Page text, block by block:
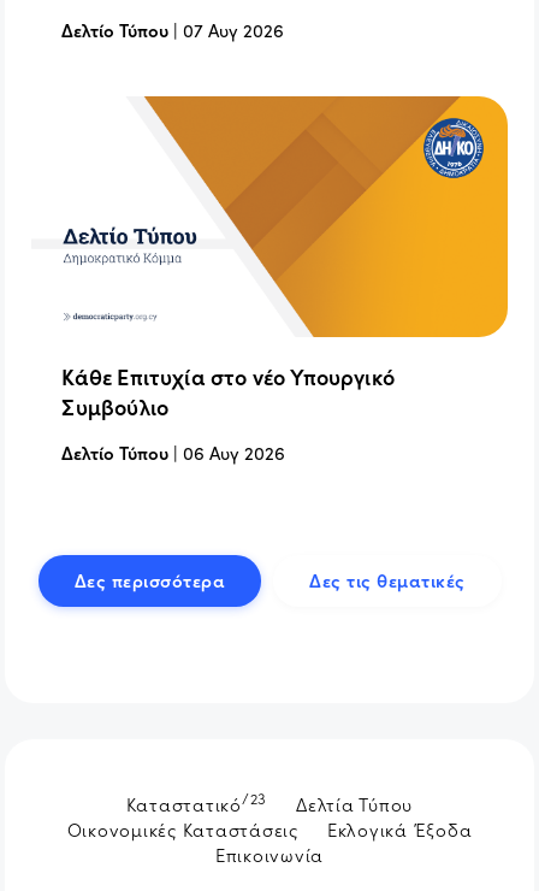
Δελτίο Τύπου |07 Αυγ 2026
Κάθε Επιτυχία στο νέο Υπουργικό
Συμβούλιο
Δελτίο Τύπου |06 Αυγ 2026
Δες περισσότερα Δες τις θεματικές
Καταστατικό/23
Δελτία Τύπου
Οικονομικές Καταστάσεις
Εκλογικά Έξοδα
Επικοινωνία